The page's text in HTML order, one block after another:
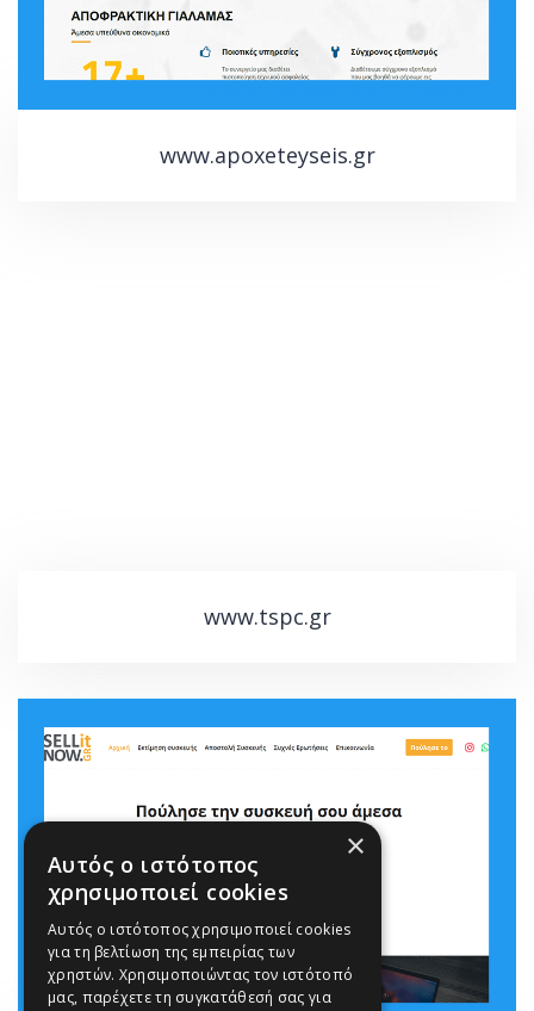
www.apoxeteyseis.gr
www.tspc.gr
×
Αυτός ο ιστότοπος
χρησιμοποιεί cookies
Αυτός ο ιστότοπος χρησιμοποιεί cookies
για τη βελτίωση της εμπειρίας των
χρηστών. Χρησιμοποιώντας τον ιστότοπό
μας, παρέχετε τη συγκατάθεσή σας για